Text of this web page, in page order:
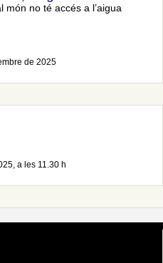
món no té accés a l’aigua
de 2025
a les 11.30 h